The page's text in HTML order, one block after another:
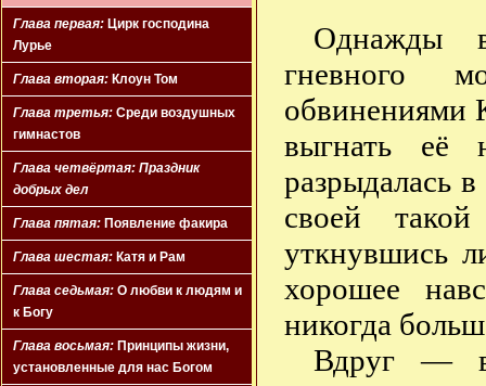
Глава первая: Цирк господина
Лурье
Глава вторая: Клоун Том
Глава третья: Среди воздушных
гимнастов
Глава четвёртая: Праздник
добрых дел
Глава пятая: Появление факира
Глава шестая: Катя и Рам
Глава седьмая: О любви к людям и
к Богу
Глава восьмая: Принципы жизни,
установленные для нас Богом
Однажды
гневного
обвинениями
выгнать её
разрыдалась
своей
уткнувшись
хорошее
никогда
Вдруг — в